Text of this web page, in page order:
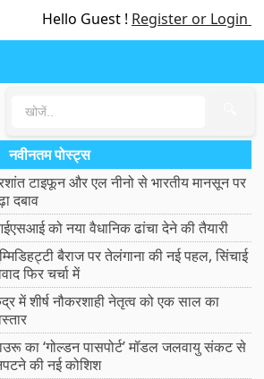
Hello Guest ! Register or Login
नवीनतम पोस्ट्स
टाइफून और एल नीनो से भारतीय मानसून पर
दबाव
को नया वैधानिक ढांचा देने की तैयारी
बैराज पर तेलंगाना की नई पहल, सिंचाई
फिर चर्चा में
में शीर्ष नौकरशाही नेतृत्व को एक साल का
का ‘गोल्डन पासपोर्ट’ मॉडल जलवायु संकट से
की नई कोशिश